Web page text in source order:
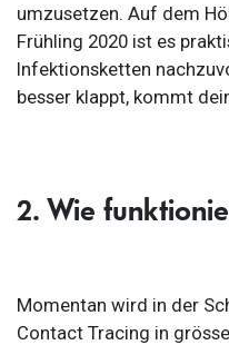
umzusetzen. Auf dem
Frühling 2020 ist es
Infektionsketten
besser klappt, kommt
2. Wie
Momentan wird in der
Contact Tracing in